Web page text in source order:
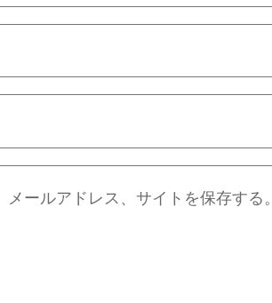
ールアドレス、サイトを保存する。